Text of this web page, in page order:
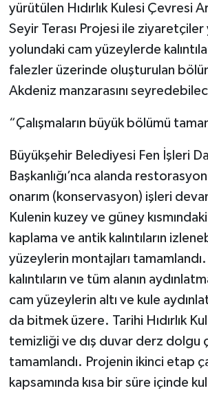
yürütülen Hıdırlık Kulesi Çevresi
Seyir Terası Projesi ile ziyaretçiler
yolundaki cam yüzeylerde
falezler üzerinde oluşturulan
Akdeniz manzarasını
“Çalışmaların büyük bölümü
Büyükşehir Belediyesi Fen İşleri
Başkanlığı’nca alanda
onarım (konservasyon) işleri
Kulenin kuzey ve güney
kaplama ve antik kalıntıların
yüzeylerin montajları
kalıntıların ve tüm alanın
cam yüzeylerin altı ve kule
da bitmek üzere. Tarihi Hıdırlık
temizliği ve dış duvar derz dolgu
tamamlandı. Projenin ikinci etap
kapsamında kısa bir süre içinde